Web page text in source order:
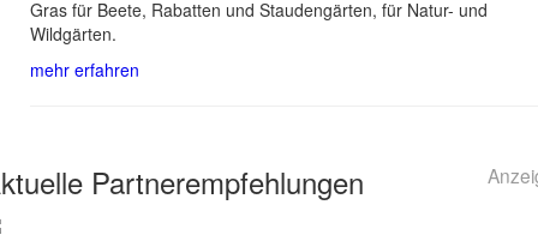
Gras für Beete, Rabatten und Staudengärten, für Natur- und
Wildgärten.
mehr erfahren
Partnerempfehlungen